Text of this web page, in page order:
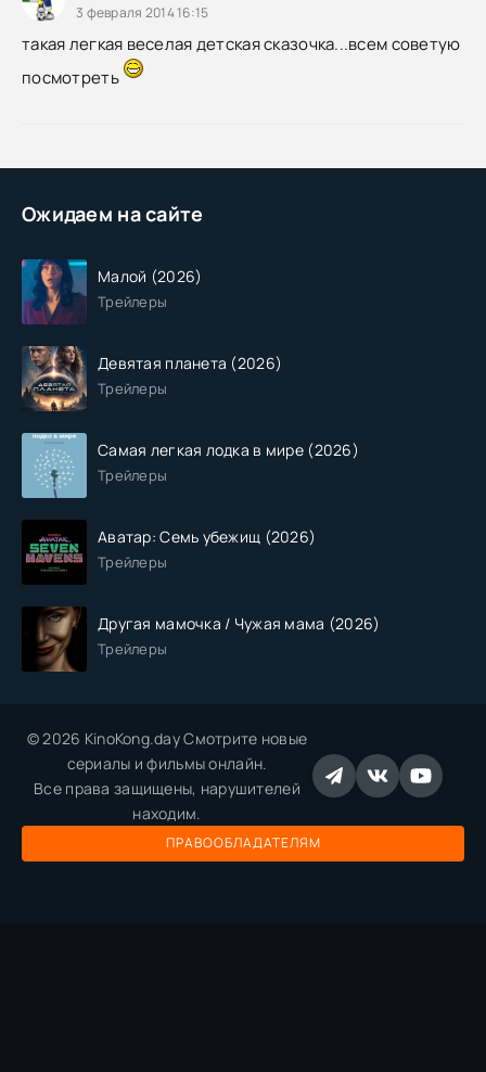
Ожидаем на сайте
Малой (2026)
Трейлеры
Девятая планета (2026)
Трейлеры
Самая легкая лодка в мире (2026)
Трейлеры
Аватар: Семь убежищ (2026)
Трейлеры
Другая мамочка / Чужая мама (2026)
Трейлеры
3 февраля 2014 16:15
такая легкая веселая детская сказочка...всем советую
посмотреть
© 2026 KinoKong.day Смотрите новые
сериалы и фильмы онлайн.
Все права защищены, нарушителей
находим.
ПРАВООБЛАДАТЕЛЯМ